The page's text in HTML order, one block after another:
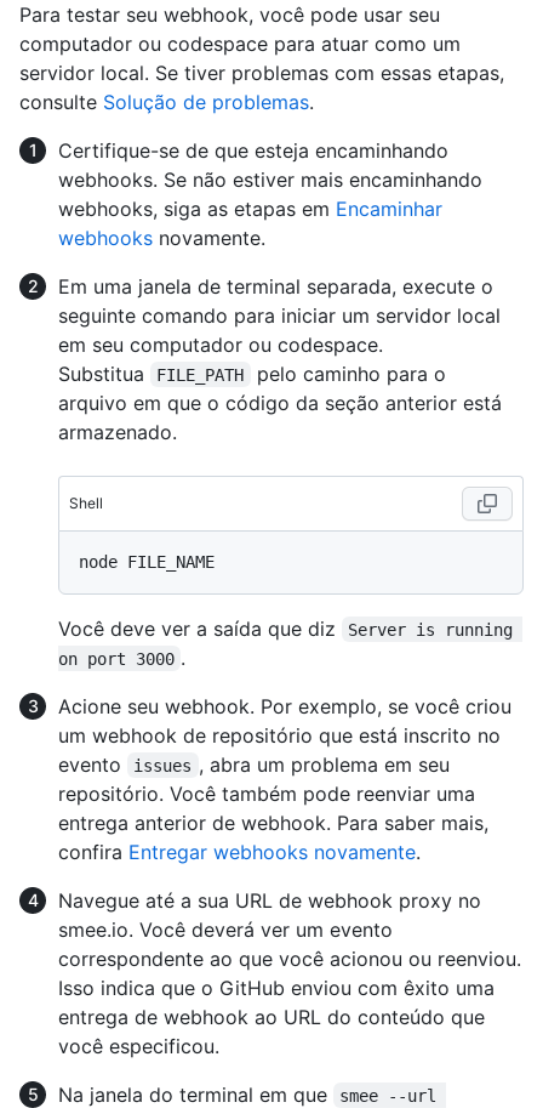
Para testar seu webhook, você pode usar seu
computador ou codespace para atuar como um
servidor local. Se tiver problemas com essas etapas,
consulte Solução de problemas.
Certifique-se de que esteja encaminhando
webhooks. Se não estiver mais encaminhando
webhooks, siga as etapas em Encaminhar
webhooks novamente.
Em uma janela de terminal separada, execute o
seguinte comando para iniciar um servidor local
em seu computador ou codespace.
Substitua
FILE_PATH
pelo caminho para o
arquivo em que o código da seção anterior está
armazenado.
Shell
Você deve ver a saída que diz
Server is running
on port 3000 .
Acione seu webhook. Por exemplo, se você criou
um webhook de repositório que está inscrito no
evento
issues , abra um problema em seu
repositório. Você também pode reenviar uma
entrega anterior de webhook. Para saber mais,
confira Entregar webhooks novamente.
Navegue até a sua URL de webhook proxy no
smee.io. Você deverá ver um evento
correspondente ao que você acionou ou reenviou.
Isso indica que o GitHub enviou com êxito uma
entrega de webhook ao URL do conteúdo que
você especificou.
Na janela do terminal em que
smee --url